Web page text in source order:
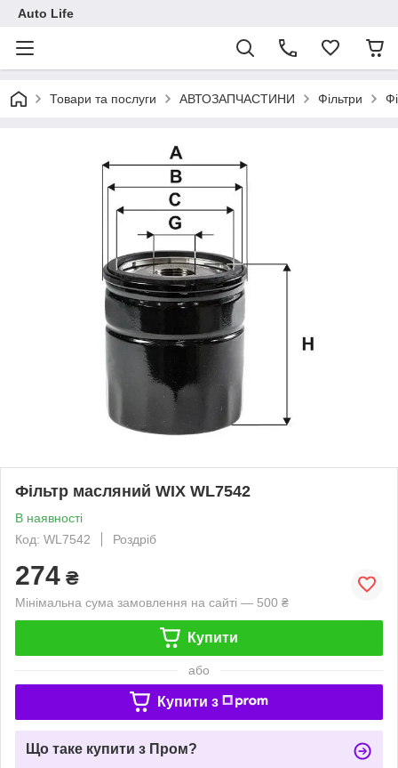
Auto Life
Товари та послуги АВТОЗАПЧАСТИНИ Фільтри
Фільтр масляний WIX WL7542
В наявності
Код: WL7542
Роздріб
274 ₴
Мінімальна сума замовлення на сайті — 500 ₴
Купити
або
Купити з
Що таке купити з Пром?